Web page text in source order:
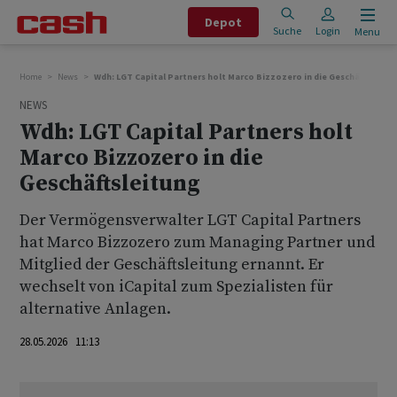
Depot
Suche Login Menu
Home News Wdh: LGT Capital Partners holt Marco Bizzozero in die
NEWS
Wdh: LGT Capital Partners holt
Marco Bizzozero in die
Geschäftsleitung
Der Vermögensverwalter LGT Capital Partners
hat Marco Bizzozero zum Managing Partner und
Mitglied der Geschäftsleitung ernannt. Er
wechselt von iCapital zum Spezialisten für
alternative Anlagen.
28.05.2026 11:13